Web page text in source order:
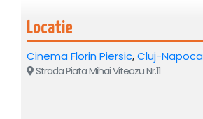
Locatie
Cinema Florin Piersic,Cluj-Napoca
Strada Piata Mihai Viteazu Nr.11